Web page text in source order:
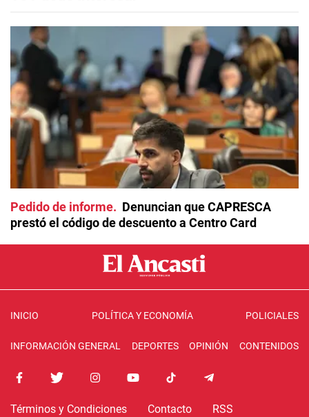
Pedido de informe
Denuncian que CAPRESCA
prestó el código de descuento a Centro Card
INICIO POLÍTICA Y ECONOMÍA POLICIALES
INFORMACIÓN GENERAL DEPORTES OPINIÓN CONTENIDOS
Términos y Condiciones Contacto RSS